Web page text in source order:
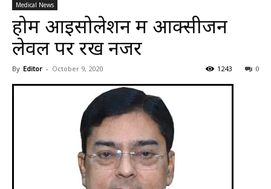
Medical News
होम आइसोलेशन में आक्सीजन
लेवल पर रखें नजर
By Editor - October 9, 2020 0
1243